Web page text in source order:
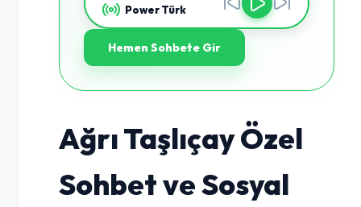
Power Türk
Hemen Sohbete Gir
Ağrı Taşlıçay Özel
Sohbet ve Sosyal